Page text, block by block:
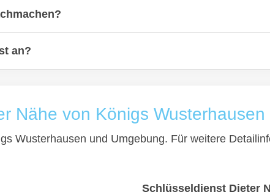
an?
Nähe von Königs Wusterhausen
Wusterhausen und Umgebung. Für weitere
Schlüsseldienst Dieter